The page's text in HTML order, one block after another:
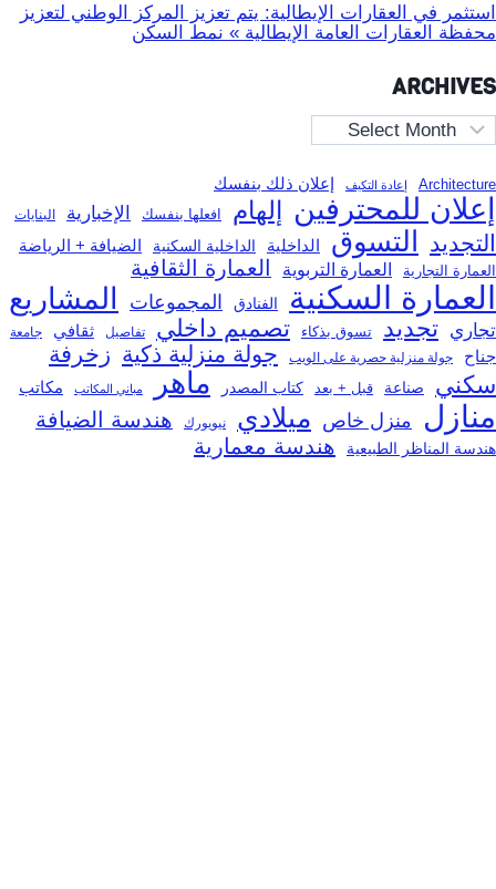
استثمر في العقارات الإيطالية: يتم تعزيز المركز الوطني لتعزيز
محفظة العقارات العامة الإيطالية » نمط السكن
ARCHIVES
Archives
Architecture إعادة التكيف إعلان ذلك بنفسك
إعلان للمحترفين إلهام افعلها بنفسك الإخبارية البنايات
التجديد التسوق الداخلية الداخلية السكنية الضيافة + الرياضة
العمارة التجارية العمارة التربوية العمارة الثقافية
العمارة السكنية الفنادق المجموعات المشاريع
تجاري تجديد تسوق بذكاء تصميم داخلي تفاصيل ثقافي جامعة
جناح جولة منزلية حصرية على الويب جولة منزلية ذكية زخرفة
سكني صناعة قبل + بعد كتاب المصدر ماهر مباني المكاتب مكاتب
منازل منزل خاص ميلادي نيويورك هندسة الضيافة
هندسة المناظر الطبيعية هندسة معمارية